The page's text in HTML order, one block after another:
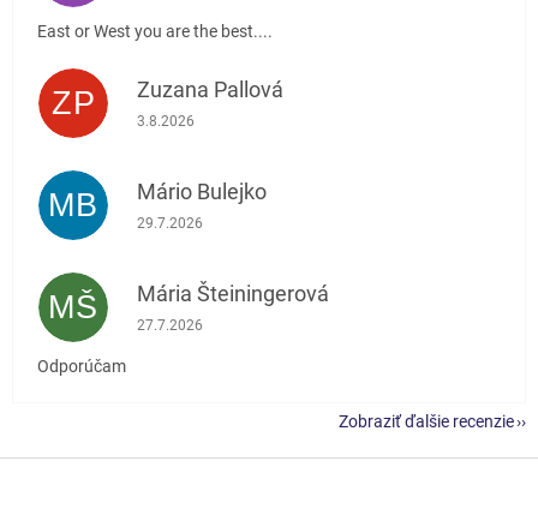
East or West you are the best....
ZP Zuzana Pallová
Hodnotenie obchodu je 5 z 5 hviezdičiek.
3.8.2026
MB Mário Bulejko
Hodnotenie obchodu je 5 z 5 hviezdičiek.
29.7.2026
MŠ Mária Šteiningerová
Hodnotenie obchodu je 5 z 5 hviezdičiek.
27.7.2026
Odporúčam
Zobraziť ďalšie recenzie